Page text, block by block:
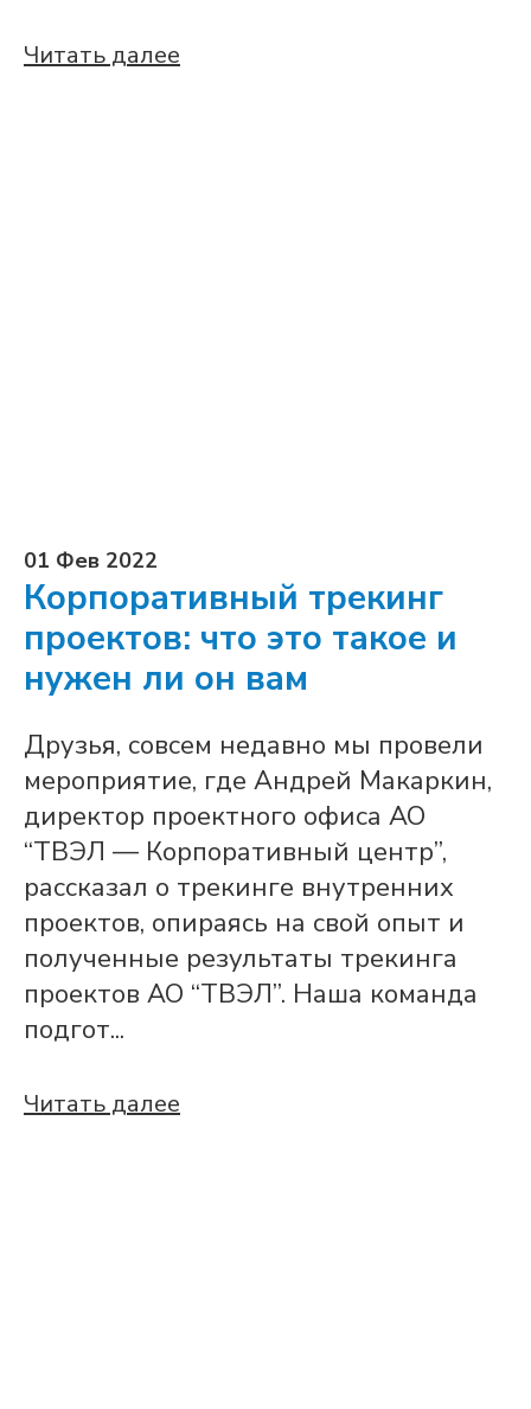
Читать далее
01 Фев 2022
Корпоративный трекинг
проектов: что это такое и
нужен ли он вам
Друзья, совсем недавно мы провели
мероприятие, где Андрей Макаркин,
директор проектного офиса АО
“ТВЭЛ — Корпоративный центр”,
рассказал о трекинге внутренних
проектов, опираясь на свой опыт и
полученные результаты трекинга
проектов АО “ТВЭЛ”. Наша команда
подгот...
Читать далее